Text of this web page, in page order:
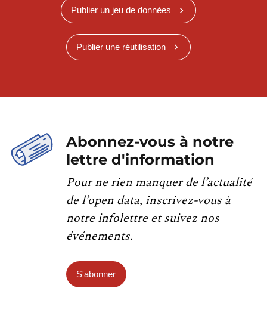
Publier un jeu de données
Publier une réutilisation
Abonnez-vous à notre
lettre d'information
Pour ne rien manquer de l’actualité
de l’open data, inscrivez-vous à
notre infolettre et suivez nos
événements.
S'abonner